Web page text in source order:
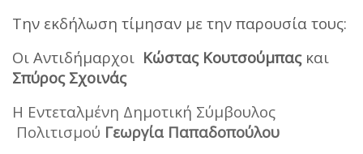
Την εκδήλωση τίμησαν με την παρουσία τους:
Οι Αντιδήμαρχοι Κώστας Κουτσούμπας και
Σπύρος Σχοινάς
Η Εντεταλμένη Δημοτική Σύμβουλος
Πολιτισμού Γεωργία Παπαδοπούλου